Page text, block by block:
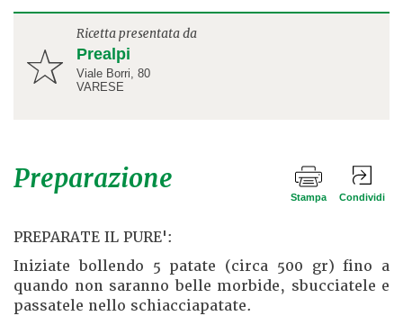
Ricetta presentata da
Prealpi
Viale Borri, 80
VARESE
Preparazione
Stampa Condividi
PREPARATE IL PURE':
Iniziate bollendo 5 patate (circa 500 gr) fino a
quando non saranno belle morbide, sbucciatele e
passatele nello schiacciapatate.